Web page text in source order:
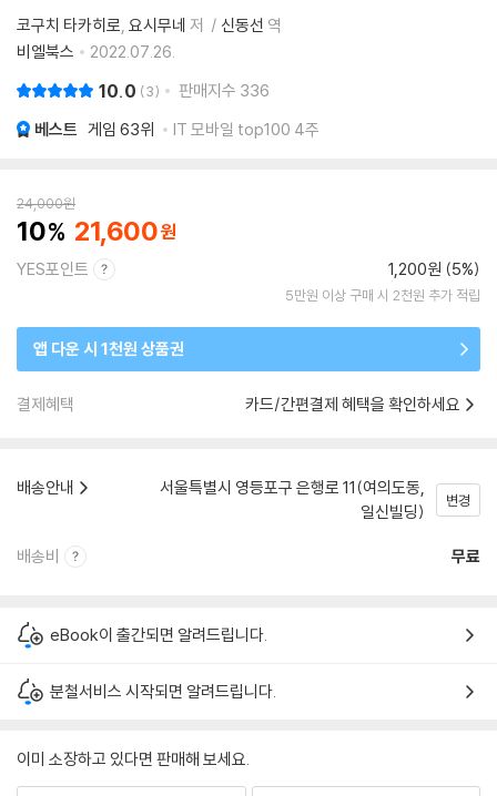
코구치 타카히로 요시무네 저 신동선 역
비엘북스
2022.07.26.
10.0 3 판매지수 336
베스트 게임 63위 IT 모바일 top100 4주
24,000원
10 21,600
YES포인트 1,200원 (5%)
5만원 이상 구매 시 2천원 추가 적립
앱 다운 시 1천원 상품권
결제혜택 카드/간편결제 혜택을 확인하세요
배송안내
서울특별시 영등포구 은행로 11(여의도동,
일신빌딩)
변경
배송비 무료
eBook이 출간되면 알려드립니다.
분철서비스 시작되면 알려드립니다.
이미 소장하고 있다면 판매해 보세요.